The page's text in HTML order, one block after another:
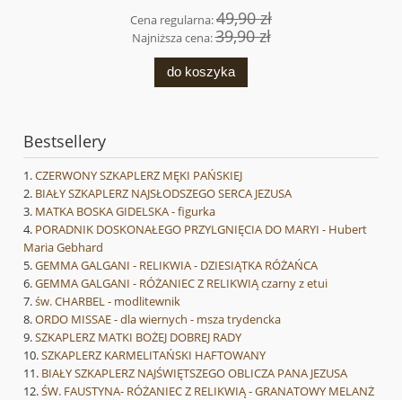
Cena regularna:49,90 zł
Najniższa cena:39,90 zł
do koszyka
Bestsellery
CZERWONY SZKAPLERZ MĘKI PAŃSKIEJ
BIAŁY SZKAPLERZ NAJSŁODSZEGO SERCA JEZUSA
MATKA BOSKA GIDELSKA - figurka
PORADNIK DOSKONAŁEGO PRZYLGNIĘCIA DO MARYI - Hubert
Maria Gebhard
GEMMA GALGANI - RELIKWIA - DZIESIĄTKA RÓŻAŃCA
GEMMA GALGANI - RÓŻANIEC Z RELIKWIĄ czarny z etui
św. CHARBEL - modlitewnik
ORDO MISSAE - dla wiernych - msza trydencka
SZKAPLERZ MATKI BOŻEJ DOBREJ RADY
SZKAPLERZ KARMELITAŃSKI HAFTOWANY
BIAŁY SZKAPLERZ NAJŚWIĘTSZEGO OBLICZA PANA JEZUSA
ŚW. FAUSTYNA- RÓŻANIEC Z RELIKWIĄ - GRANATOWY MELANŻ